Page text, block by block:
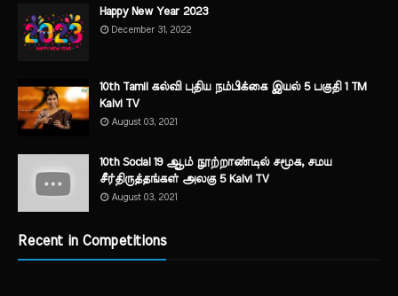
Happy New Year 2023
December 31, 2022
10th Tamil கல்வி புதிய நம்பிக்கை இயல் 5 பகுதி 1 TM
Kalvi TV
August 03, 2021
10th Social 19 ஆம் நூற்றாண்டில் சமூக, சமய
சீர்திருத்தங்கள் அலகு 5 Kalvi TV
August 03, 2021
Recent in Competitions